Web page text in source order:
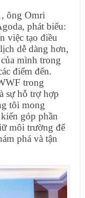
ông Omri
phát biểu:
việc tạo điều
dễ dàng hơn,
mình trong
điểm đến.
trong
sự hỗ trợ hợp
tôi mong
góp phần
môi trường để
phá và tận